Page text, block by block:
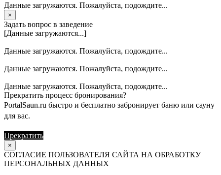
Данные загружаются. Пожалуйста, подождите...
×
Задать вопрос в заведение
[Данные загружаются...]
Данные загружаются. Пожалуйста, подождите...
Данные загружаются. Пожалуйста, подождите...
Данные загружаются. Пожалуйста, подождите...
Прекратить процесс бронирования?
PortalSaun.ru быстро и бесплатно забронирует баню или сауну
для вас.
Прекратить
×
СОГЛАСИЕ ПОЛЬЗОВАТЕЛЯ САЙТА НА ОБРАБОТКУ
ПЕРСОНАЛЬНЫХ ДАННЫХ